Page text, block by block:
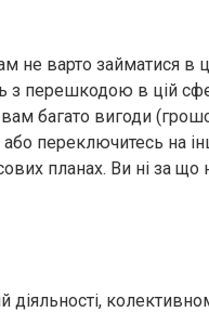
не варто займатися в
перешкодою в цій
багато вигоди
переключитесь на
планах. Ви ні за